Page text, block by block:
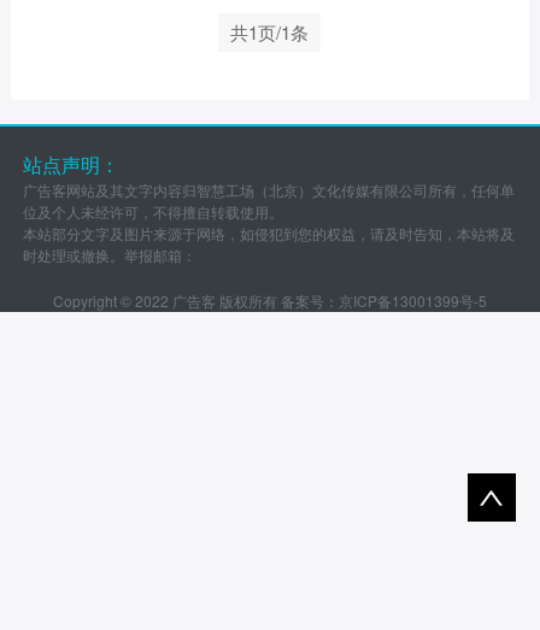
共1页/1条
站点声明：
广告客网站及其文字内容归智慧工场（北京）文化传媒有限公司所有，任何单
位及个人未经许可，不得擅自转载使用。
本站部分文字及图片来源于网络，如侵犯到您的权益，请及时告知，本站将及
时处理或撤换。举报邮箱：
Copyright © 2022 广告客 版权所有 备案号： 京ICP备13001399号-5